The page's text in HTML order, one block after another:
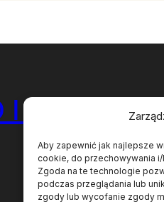
Aby zapewnić jak najlepsze
cookie, do przechowywania
Zgoda na te technologie
podczas przeglądania lub
zgody lub wycofanie zgody